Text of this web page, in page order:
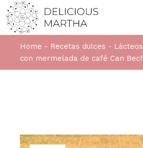
Home Recetas dulces Lácteos
con mermelada de café Can